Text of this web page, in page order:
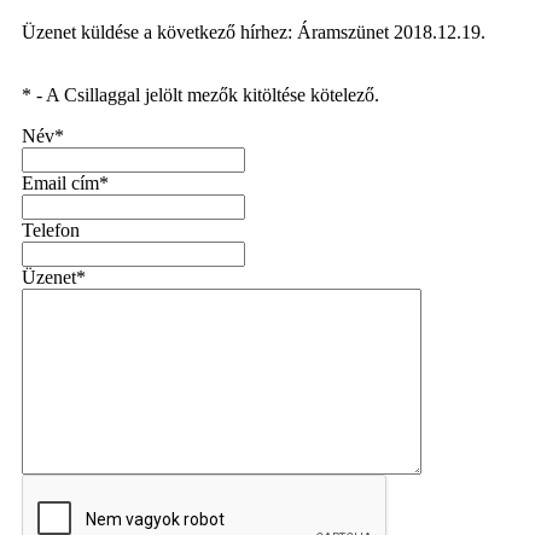
Üzenet küldése a következő hírhez: Áramszünet 2018.12.19.
* - A Csillaggal jelölt mezők kitöltése kötelező.
Név*
Email cím*
Telefon
Üzenet*